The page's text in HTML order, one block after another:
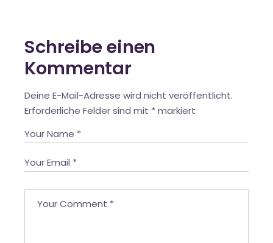
Schreibe einen
Kommentar
Deine E-Mail-Adresse wird nicht veröffentlicht.
Erforderliche Felder sind mit * markiert